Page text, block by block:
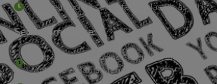
De segunda à sexta-feira , das 9h às 17h.
Sede Campestre:
Estrada Governador Chagas Freitas –
Antônio – Barra Mansa